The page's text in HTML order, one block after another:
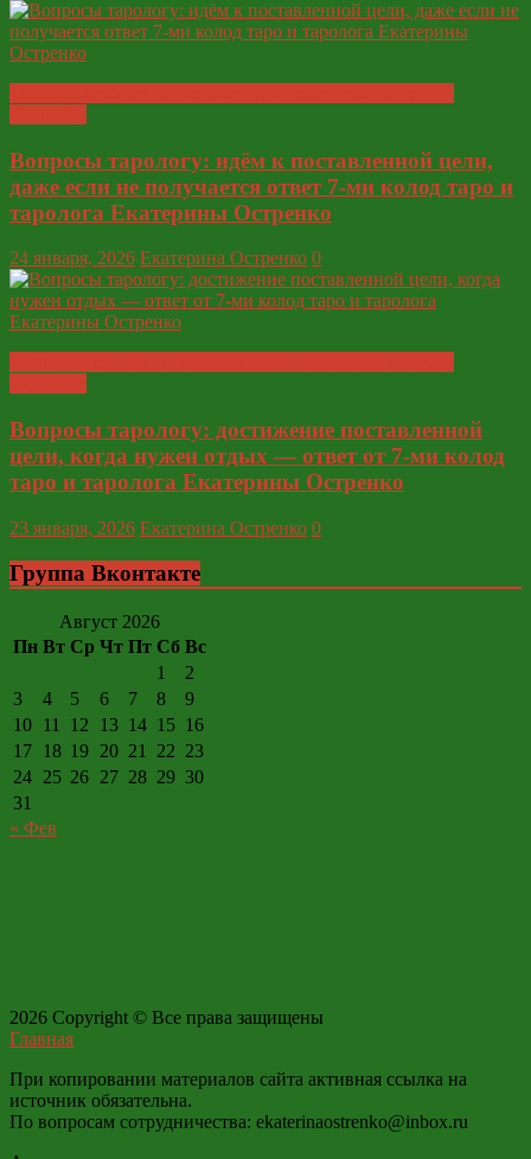
Вопросы тарологу: идём к поставленной цели,
даже если не получается ответ 7-ми колод таро и
таролога Екатерины Остренко
24 января, 2026 Екатерина Остренко 0
Вопросы тарологу: достижение поставленной
цели, когда нужен отдых — ответ от 7-ми колод
таро и таролога Екатерины Остренко
23 января, 2026 Екатерина Остренко 0
Группа Вконтакте
Август 2026
Пн Вт Ср Чт Пт Сб Вс
1
2
3
4 5 6 7 8
9
10 11 12 13 14 15 16
17 18 19 20 21 22 23
24 25 26 27 28 29 30
31
« Фев
2026 Copyright © Все права защищены
Главная
При копировании материалов сайта активная ссылка на
источник обязательна.
По вопросам сотрудничества: ekaterinaostrenko@inbox.ru